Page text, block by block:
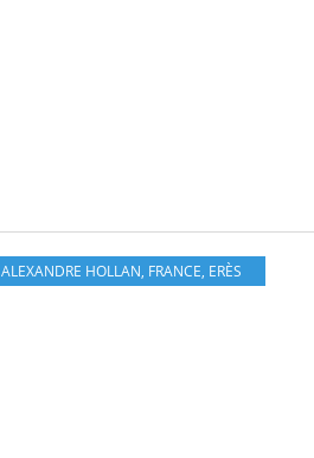
ALEXANDRE HOLLAN, FRANCE, ERÈS